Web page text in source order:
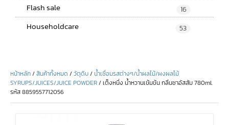
Flash sale 16
Householdcare 53
หน้าหลัก/สินค้าทั้งหมด /วัตุดิบ/น้ำเชื่อมรสต่างๆ/น้ำผลไม้/ผงผลไม้
SYRUPS/JUICES/JUICE POWDER/ เต็งหนึ่ง น้ำหวานเข้มข้น กลิ่นชาอัสสัม 780ml.
รหัส 8859557712056